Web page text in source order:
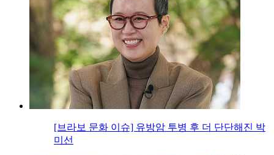
[브라보 문화 이슈] 유방암 투병 후 더 단단해진 박
미선